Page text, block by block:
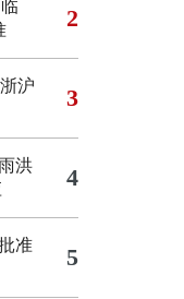
2
浙沪
3
洪
4
准
5